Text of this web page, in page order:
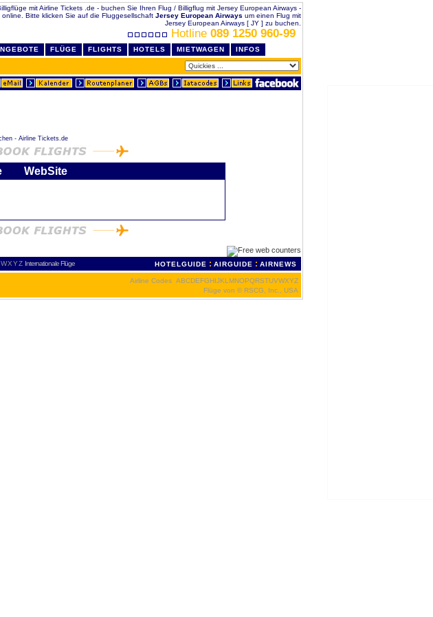
mit Airline Tickets .de - buchen Sie Ihren Flug / Billigflug mit Jersey European Airways -
online. Bitte klicken Sie auf die Fluggesellschaft Jersey European Airways um einen Flug mit
Jersey European Airways [ JY ] zu buchen.
Hotline 089 1250 960-99
FLÜGE FLIGHTS HOTELS MIETWAGEN INFOS
- Airline Tickets.de
WebSite
WXYZ Internationale Flüge HOTELGUIDE : AIRGUIDE : AIRNEWS
Airline Codes ABCDEFGHIJKL MNOPQRSTUVWXYZ
Flüge von © RSCG, Inc., USA